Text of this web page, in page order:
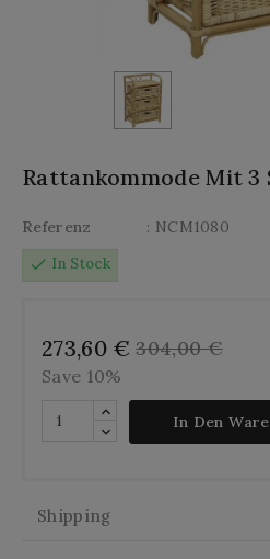
Rattankommode Mit 3
Referenz
: NCM1080
check In Stock
273,60 € 304,00 €
Save 10%
In Den
Shipping